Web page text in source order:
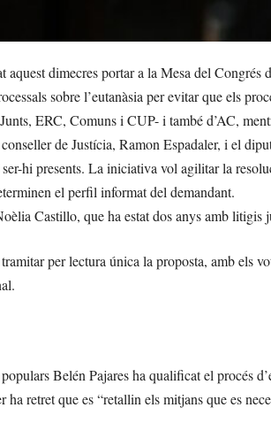
dimecres portar a la Mesa del
sobre l’eutanàsia per evitar que els
ERC, Comuns i CUP- i també d’AC,
de Justícia, Ramon Espadaler, i el
hi presents. La iniciativa vol agilitar la
el perfil informat del demandant.
Castillo, que ha estat dos anys amb litigis
per lectura única la proposta, amb els
Belén Pajares ha qualificat el procés
retret que es “retallin els mitjans que es